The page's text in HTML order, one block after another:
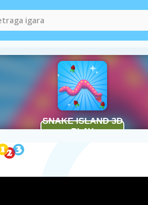
Igrice zmije(45)